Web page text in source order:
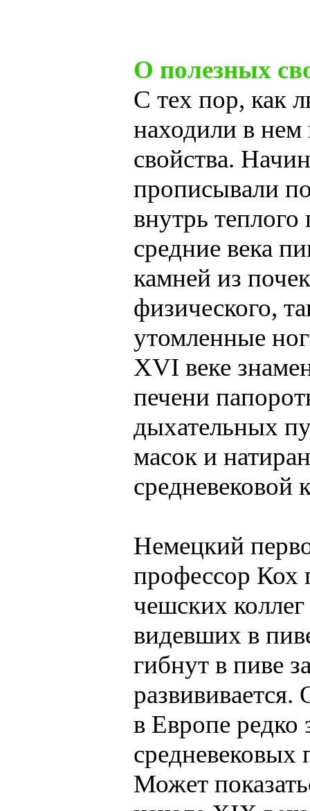
О полезных
С тех пор, как
находили в
свойства.
прописывали
внутрь
средние века
камней из
физического,
утомленные
XVI веке
печени
дыхательных
масок и
средневековой
Немецкий
профессор Кох
чешских
видевших в
гибнут в пиве
в Европе редко
средневековых
Может